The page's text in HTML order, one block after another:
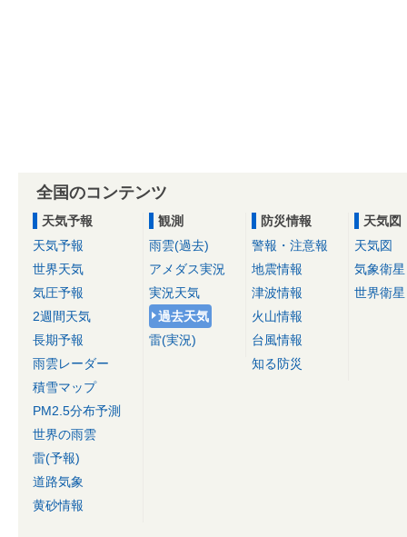
全国のコンテンツ
天気予報
天気予報
世界天気
気圧予報
2週間天気
長期予報
雨雲レーダー
積雪マップ
PM2.5分布予測
世界の雨雲
雷(予報)
道路気象
黄砂情報
観測
雨雲(過去)
アメダス実況
実況天気
過去天気
雷(実況)
防災情報
警報・注意報
地震情報
津波情報
火山情報
台風情報
知る防災
天気図
天気図
気象衛星
世界衛星